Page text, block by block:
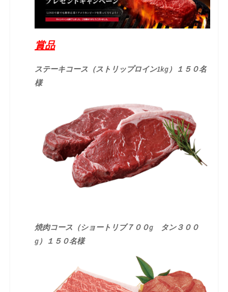
賞品
ステーキコース（ストリップロイン1kg）１５０名
様
焼肉コース（ショートリブ７００g タン３００
g）１５０名様